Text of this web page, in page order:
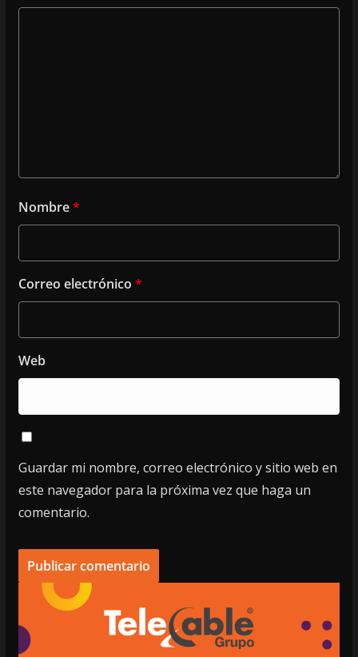
Nombre*
Correo electrónico *
Web
Guardar mi nombre, correo electrónico y sitio web en
este navegador para la próxima vez que haga un
comentario.